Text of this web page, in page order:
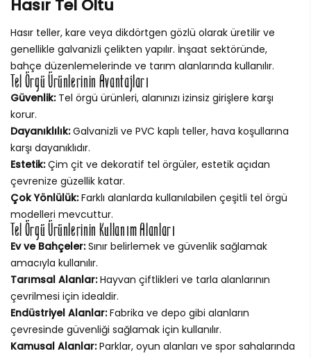
Hasır Tel Oltu
Hasır teller, kare veya dikdörtgen gözlü olarak üretilir ve
genellikle galvanizli çelikten yapılır. İnşaat sektöründe,
bahçe düzenlemelerinde ve tarım alanlarında kullanılır.
Tel Örgü Ürünlerinin Avantajları
Güvenlik:Tel örgü ürünleri, alanınızı izinsiz girişlere karşı
korur.
Dayanıklılık:Galvanizli ve PVC kaplı teller, hava koşullarına
karşı dayanıklıdır.
Estetik:Çim çit ve dekoratif tel örgüler, estetik açıdan
çevrenize güzellik katar.
Çok Yönlülük:Farklı alanlarda kullanılabilen çeşitli tel örgü
modelleri mevcuttur.
Tel Örgü Ürünlerinin Kullanım Alanları
Ev ve Bahçeler:Sınır belirlemek ve güvenlik sağlamak
amacıyla kullanılır.
Tarımsal Alanlar:Hayvan çiftlikleri ve tarla alanlarının
çevrilmesi için idealdir.
Endüstriyel Alanlar:Fabrika ve depo gibi alanların
çevresinde güvenliği sağlamak için kullanılır.
Kamusal Alanlar:Parklar, oyun alanları ve spor sahalarında